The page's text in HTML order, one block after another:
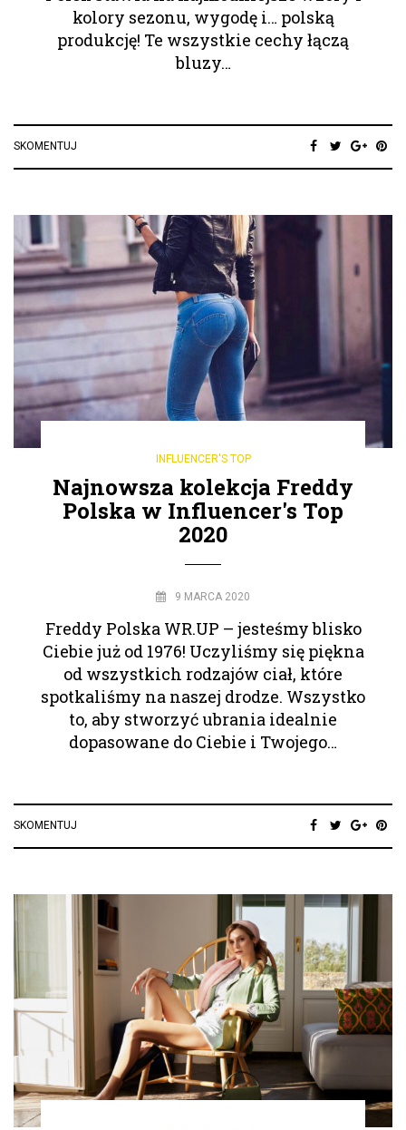
kolory sezonu, wygodę i… polską
produkcję! Te wszystkie cechy łączą
bluzy…
SKOMENTUJ
INFLUENCER'S TOP
Najnowsza kolekcja Freddy
Polska w Influencer's Top
2020
9 MARCA 2020
Freddy Polska WR.UP – jesteśmy blisko
Ciebie już od 1976! Uczyliśmy się piękna
od wszystkich rodzajów ciał, które
spotkaliśmy na naszej drodze. Wszystko
to, aby stworzyć ubrania idealnie
dopasowane do Ciebie i Twojego…
SKOMENTUJ